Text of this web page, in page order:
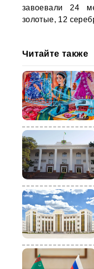
завоевали 24
золотые, 12
Читайте также